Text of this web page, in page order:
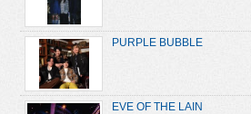
PURPLE BUBBLE
EVE OF THE LAIN